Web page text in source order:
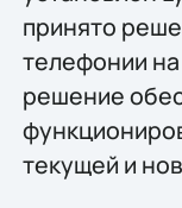
принято
телефонии
решение
текущей и